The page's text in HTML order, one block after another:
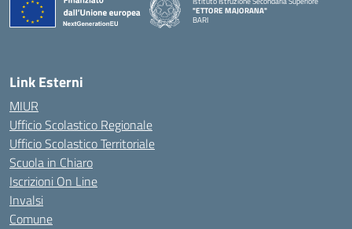
"ETTORE MAJORANA"
BARI
Link Esterni
MIUR
Ufficio Scolastico Regionale
Ufficio Scolastico Territoriale
Scuola in Chiaro
Iscrizioni On Line
Invalsi
Comune